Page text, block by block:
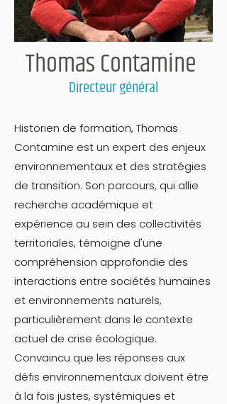
Thomas Contamine
Directeur général
Historien de formation, Thomas
Contamine est un expert des enjeux
environnementaux et des stratégies
de transition. Son parcours, qui allie
recherche académique et
expérience au sein des collectivités
territoriales, témoigne d'une
compréhension approfondie des
interactions entre sociétés humaines
et environnements naturels,
particulièrement dans le contexte
actuel de crise écologique.
Convaincu que les réponses aux
défis environnementaux doivent être
à la fois justes, systémiques et